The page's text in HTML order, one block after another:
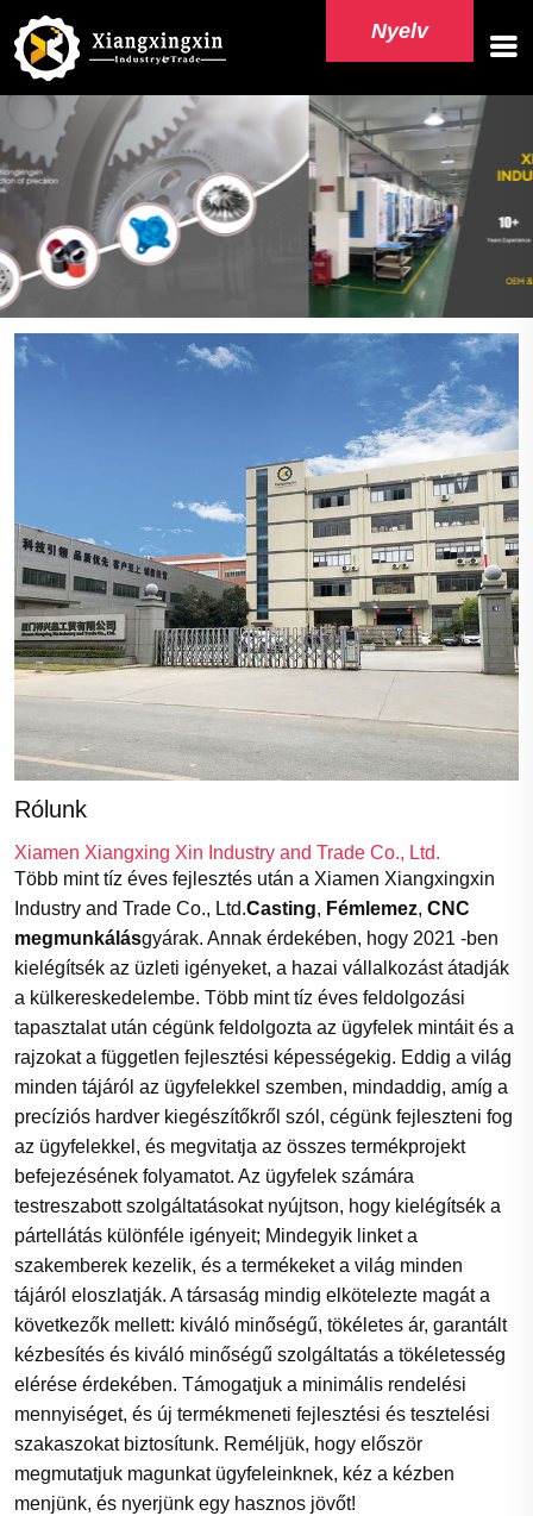
Nyelv
Rólunk
Xiamen Xiangxing Xin Industry and Trade Co., Ltd.
Több mint tíz éves fejlesztés után a Xiamen Xiangxingxin
Industry and Trade Co., Ltd.Casting, Fémlemez, CNC
megmunkálásgyárak. Annak érdekében, hogy 2021 -ben
kielégítsék az üzleti igényeket, a hazai vállalkozást átadják
a külkereskedelembe. Több mint tíz éves feldolgozási
tapasztalat után cégünk feldolgozta az ügyfelek mintáit és a
rajzokat a független fejlesztési képességekig. Eddig a világ
minden tájáról az ügyfelekkel szemben, mindaddig, amíg a
precíziós hardver kiegészítőkről szól, cégünk fejleszteni fog
az ügyfelekkel, és megvitatja az összes termékprojekt
befejezésének folyamatot. Az ügyfelek számára
testreszabott szolgáltatásokat nyújtson, hogy kielégítsék a
pártellátás különféle igényeit; Mindegyik linket a
szakemberek kezelik, és a termékeket a világ minden
tájáról eloszlatják. A társaság mindig elkötelezte magát a
következők mellett: kiváló minőségű, tökéletes ár, garantált
kézbesítés és kiváló minőségű szolgáltatás a tökéletesség
elérése érdekében. Támogatjuk a minimális rendelési
mennyiséget, és új termékmeneti fejlesztési és tesztelési
szakaszokat biztosítunk. Reméljük, hogy először
megmutatjuk magunkat ügyfeleinknek, kéz a kézben
menjünk, és nyerjünk egy hasznos jövőt!